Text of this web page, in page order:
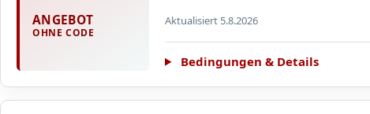
ANGEBOT
OHNE CODE
Aktualisiert 5.8.2026
Bedingungen & Details